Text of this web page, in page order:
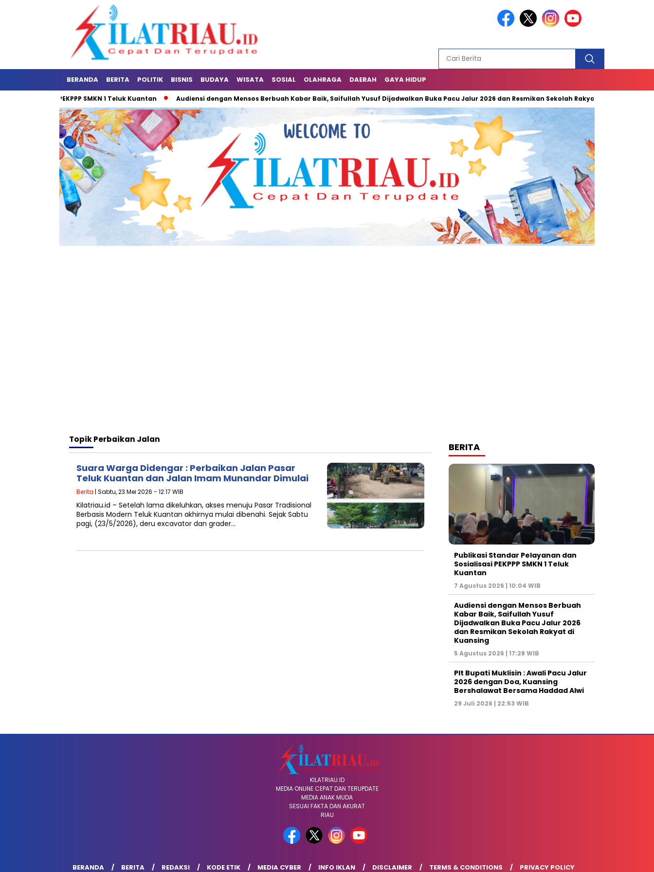
BERANDA BERITA POLITIK BISNIS BUDAYA WISATA SOSIAL OLAHRAGA DAERAH GAYA HIDUP
PEKPPP SMKN 1 Teluk Kuantan Audiensi dengan Mensos Berbuah Kabar Baik, Saifullah Yusuf Dijadwalkan Buka Pacu Jalur 2026 dan Resmikan Sekolah Rakyat di Kuansing
TopikPerbaikan Jalan
Suara Warga Didengar : Perbaikan Jalan Pasar
Teluk Kuantan dan Jalan Imam Munandar Dimulai
Berita | Sabtu, 23 Mei 2026 - 12:17 WIB
Kilatriau.id – Setelah lama dikeluhkan, akses menuju Pasar Tradisional
Berbasis Modern Teluk Kuantan akhirnya mulai dibenahi. Sejak Sabtu
pagi, (23/5/2026), deru excavator dan grader…
BERITA
Publikasi Standar Pelayanan dan
Sosialisasi PEKPPP SMKN 1 Teluk
Kuantan
7 Agustus 2026 | 10:04 WIB
Audiensi dengan Mensos Berbuah
Kabar Baik, Saifullah Yusuf
Dijadwalkan Buka Pacu Jalur 2026
dan Resmikan Sekolah Rakyat di
Kuansing
5 Agustus 2026 | 17:28 WIB
Plt Bupati Muklisin : Awali Pacu Jalur
2026 dengan Doa, Kuansing
Bershalawat Bersama Haddad Alwi
29 Juli 2026 | 22:53 WIB
KILATRIAU.ID
MEDIA ONLINE CEPAT DAN TERUPDATE
MEDIA ANAK MUDA
SESUAI FAKTA DAN AKURAT
RIAU
BERANDA BERITA REDAKSI KODE ETIK MEDIA CYBER INFO IKLAN DISCLAIMER TERMS & CONDITIONS PRIVACY POLICY